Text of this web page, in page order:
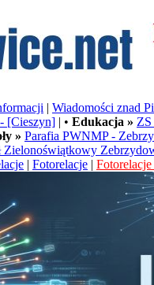
| Wiadomości znad
[Cieszyn] | • Edukacja »
» Parafia PWNMP -
Zielonoświątkowy
| Fotorelacje |